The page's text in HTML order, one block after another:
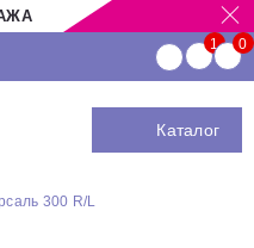
Каталог
300 R/L